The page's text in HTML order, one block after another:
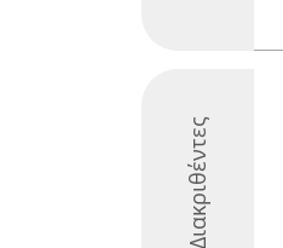
Διακριθέντες